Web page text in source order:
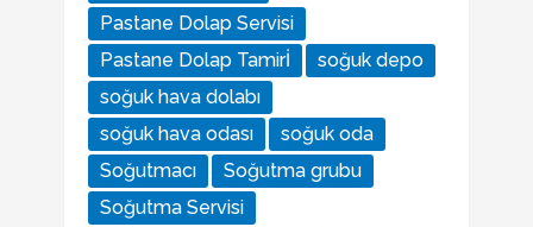
Pastane Dolap Servisi
Pastane Dolap Tamirİ
soğuk depo
soğuk hava dolabı
soğuk hava odası
soğuk oda
Soğutmacı
Soğutma grubu
Soğutma Servisi